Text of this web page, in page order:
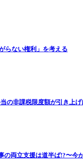
らない権利」を考える
当の非課税限度額が引き上
の両立支援は道半ば!?〜今